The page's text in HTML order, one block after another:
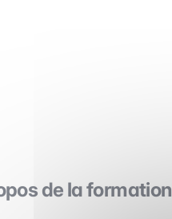
de la formation